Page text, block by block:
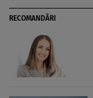
RECOMANDĂRI